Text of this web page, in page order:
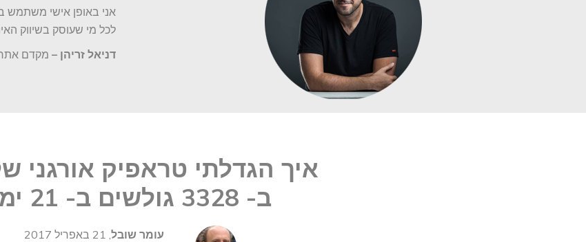
אני באופן אישי משתמש
לכל מי שעוסק בשיווק
דניאל זריהן – מקדם
איך הגדלתי טראפיק אורגני
ב- 3328 גולשים ב- 21 ימים
עומר שובל, 21 באפריל 2017